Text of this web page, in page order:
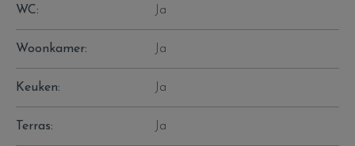
WC: Ja
Woonkamer: Ja
Keuken: Ja
Terras: Ja